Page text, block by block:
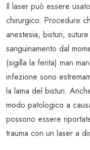
Il laser può essere
chirurgico. Procedure
anestesia, bisturi,
sanguinamento dal
(sigilla la ferita) man
infezione sono
la lama del bisturi.
modo patologico a
possono essere
trauma con un laser a